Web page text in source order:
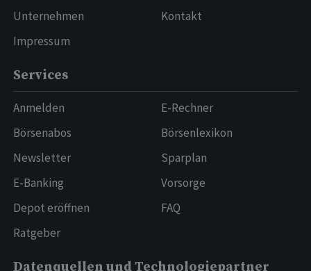
Unternehmen
Impressum
Kontakt
Services
Anmelden
Börsenabos
Newsletter
E-Banking
Depot eröffnen
Ratgeber
E-Rechner
Börsenlexikon
Sparplan
Vorsorge
FAQ
Datenquellen und Technologiepartner